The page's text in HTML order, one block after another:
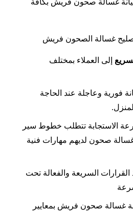
غسالة صحون فريش بكافة
غسالة الصحون فريش
إلى العملاء بمختلف
فورية وعاجلة عند الحاجة
الاستجابة تتطلب خطوط سير
صحون لديهم مهارات فنية
القرارات السريعة والفعالة تحت
غسالة صحون فريش بمعايير